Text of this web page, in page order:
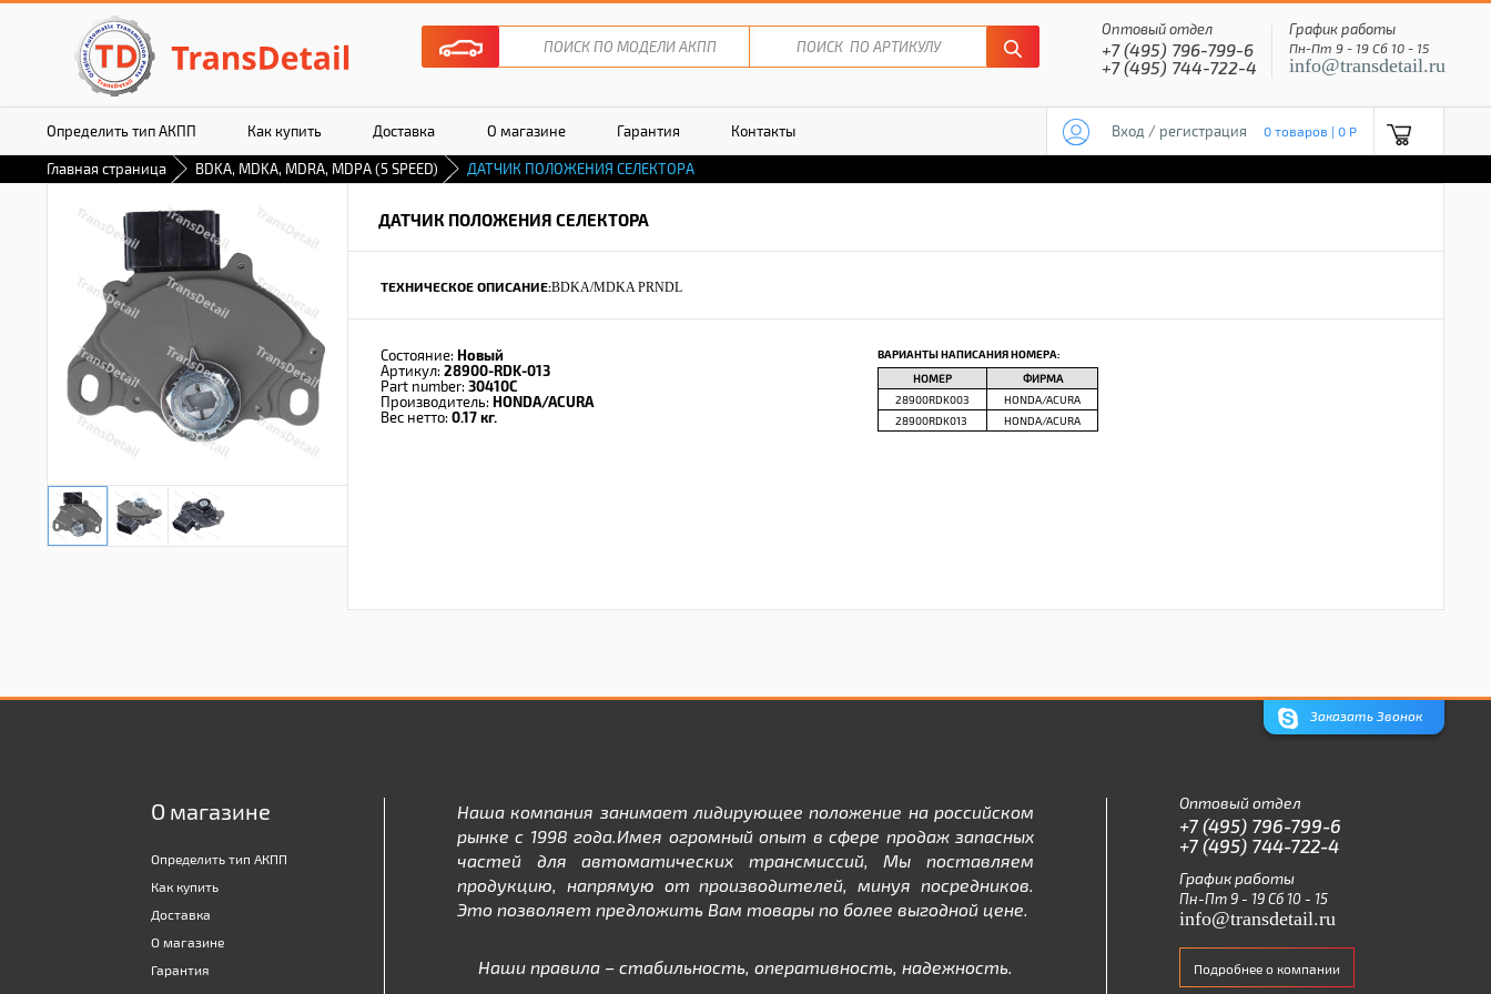
Оптовый отдел
+7 (495) 796-799-6
+7 (495) 744-722-4
График работы
Пн-Пт 9 - 19 Сб 10 - 15
info@transdetail.ru
Определить тип АКПП Как купить Доставка О магазине Гарантия Контакты Вход / регистрация 0 товаров | 0 P
Главная страница BDKA, MDKA, MDRA, MDPA (5 SPEED) ДАТЧИК ПОЛОЖЕНИЯ СЕЛЕКТОРА
ДАТЧИК ПОЛОЖЕНИЯ СЕЛЕКТОРА
ТЕХНИЧЕСКОЕ ОПИСАНИЕ:BDKA/MDKA PRNDL
Состояние: Новый
Артикул: 28900-RDK-013
Part number: 30410C
Производитель: HONDA/ACURA
Вес нетто: 0.17 кг.
ВАРИАНТЫ НАПИСАНИЯ НОМЕРА:
НОМЕР
ФИРМА
28900RDK003
HONDA/ACURA
28900RDK013
HONDA/ACURA
Заказать Звонок
О магазине
Определить тип АКПП
Как купить
Доставка
О магазине
Гарантия
Наша компания занимает лидирующее положение на российском
рынке с 1998 года.Имея огромный опыт в сфере продаж запасных
частей для автоматических трансмиссий, Мы поставляем
продукцию, напрямую от производителей, минуя посредников.
Это позволяет предложить Вам товары по более выгодной цене.
Наши правила – стабильность, оперативность, надежность.
Оптовый отдел
+7 (495) 796-799-6
+7 (495) 744-722-4
График работы
Пн-Пт 9 - 19 Сб 10 - 15
info@transdetail.ru
Подробнее о компании